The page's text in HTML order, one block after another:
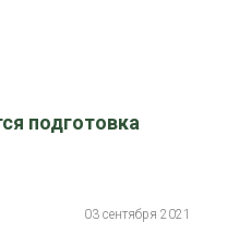
подготовка
03 сентября 2021